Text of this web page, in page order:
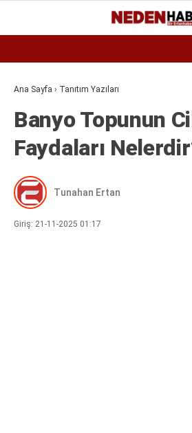
EKONOMI
BIYOGRAFI
SPOR
MAGAZIN
Ana Sayfa › Tanıtım Yazıları
Banyo Topunun
Faydaları
Tunahan Ertan
Giriş: 21-11-2025 01:17